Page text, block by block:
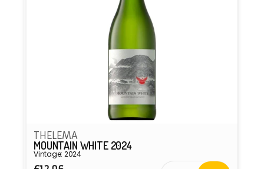
THELEMA
MOUNTAIN WHITE 2024
Vintage: 2024